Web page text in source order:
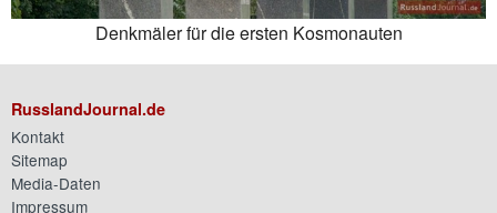
Denkmäler für die ersten Kosmonauten
RusslandJournal.de
Kontakt
Sitemap
Media-Daten
Impressum